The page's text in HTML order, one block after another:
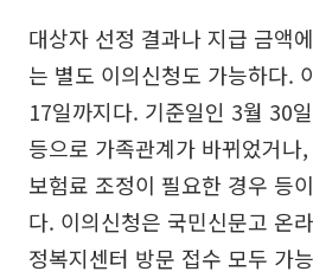
대상자 선정 결과나 지급 금액
는 별도 이의신청도 가능하다.
17일까지다. 기준일인 3월 30
등으로 가족관계가 바뀌었거나
보험료 조정이 필요한 경우 등
다. 이의신청은 국민신문고 온
정복지센터 방문 접수 모두 가